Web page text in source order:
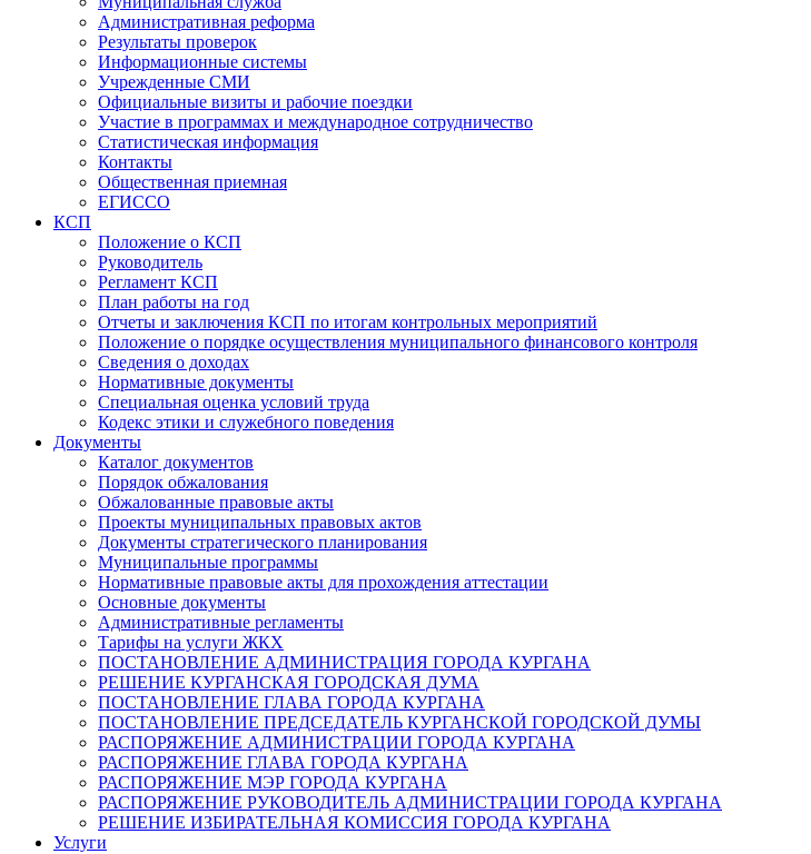
Административная реформа
Результаты проверок
Информационные системы
Учрежденные СМИ
Официальные визиты и рабочие поездки
Участие в программах и международное сотрудничество
Статистическая информация
Контакты
Общественная приемная
ЕГИССО
КСП
Положение о КСП
Руководитель
Регламент КСП
План работы на год
Отчеты и заключения КСП по итогам контрольных мероприятий
Положение о порядке осуществления муниципального финансового контроля
Сведения о доходах
Нормативные документы
Специальная оценка условий труда
Кодекс этики и служебного поведения
Документы
Каталог документов
Порядок обжалования
Обжалованные правовые акты
Проекты муниципальных правовых актов
Документы стратегического планирования
Муниципальные программы
Нормативные правовые акты для прохождения аттестации
Основные документы
Административные регламенты
Тарифы на услуги ЖКХ
ПОСТАНОВЛЕНИЕ АДМИНИСТРАЦИЯ ГОРОДА КУРГАНА
РЕШЕНИЕ КУРГАНСКАЯ ГОРОДСКАЯ ДУМА
ПОСТАНОВЛЕНИЕ ГЛАВА ГОРОДА КУРГАНА
ПОСТАНОВЛЕНИЕ ПРЕДСЕДАТЕЛЬ КУРГАНСКОЙ ГОРОДСКОЙ ДУМЫ
РАСПОРЯЖЕНИЕ АДМИНИСТРАЦИИ ГОРОДА КУРГАНА
РАСПОРЯЖЕНИЕ ГЛАВА ГОРОДА КУРГАНА
РАСПОРЯЖЕНИЕ МЭР ГОРОДА КУРГАНА
РАСПОРЯЖЕНИЕ РУКОВОДИТЕЛЬ АДМИНИСТРАЦИИ ГОРОДА КУРГАНА
РЕШЕНИЕ ИЗБИРАТЕЛЬНАЯ КОМИССИЯ ГОРОДА КУРГАНА
Услуги